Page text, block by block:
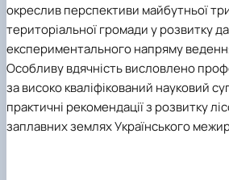
окреслив перспективи майбутньої
територіальної громади у розвитку
експериментального напряму
Особливу вдячність висловлено
за високо кваліфікований науковий
практичні рекомендації з розвитку
заплавних землях Українського